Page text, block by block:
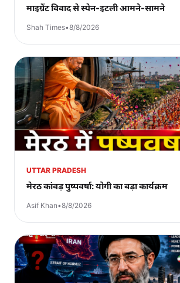
माइग्रेंट विवाद से स्पेन-इटली आमने-सामने
Shah Times•8/8/2026
UTTAR PRADESH
मेरठ कांवड़ पुष्पवर्षा: योगी का बड़ा कार्यक्रम
Asif Khan•8/8/2026